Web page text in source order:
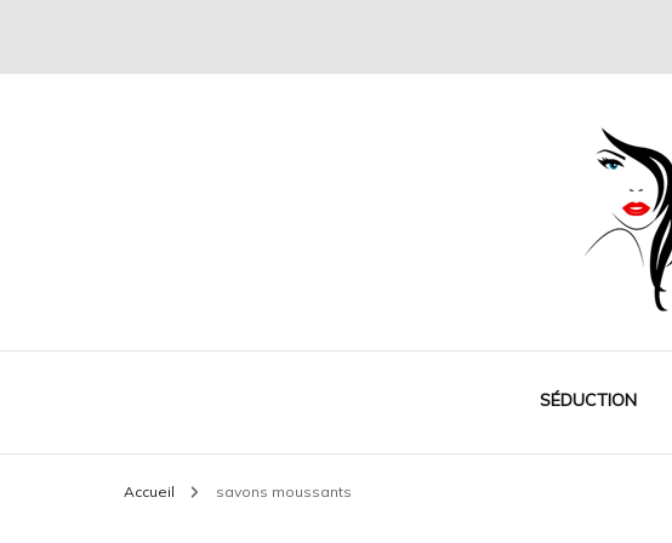
Plaire & Séduire SÉDUCTION
Accueil savons moussants